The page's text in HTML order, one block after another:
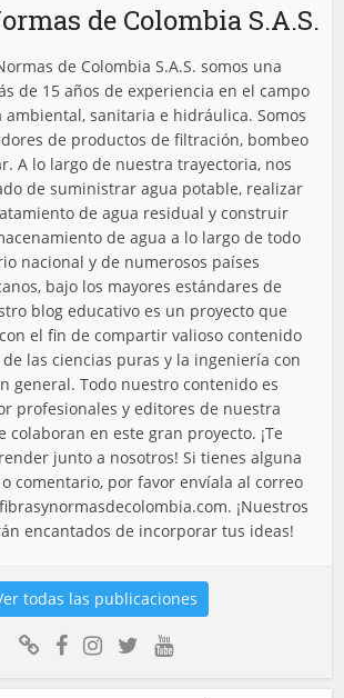
de Colombia S.A.S.
de Colombia S.A.S. somos una
de 15 años de experiencia en el campo
sanitaria e hidráulica. Somos
de productos de filtración, bombeo
A lo largo de nuestra trayectoria, nos
de suministrar agua potable, realizar
de agua residual y construir
de agua a lo largo de todo
nacional y de numerosos países
bajo los mayores estándares de
blog educativo es un proyecto que
el fin de compartir valioso contenido
las ciencias puras y la ingeniería con
general. Todo nuestro contenido es
profesionales y editores de nuestra
colaboran en este gran proyecto. ¡Te
junto a nosotros! Si tienes alguna
comentario, por favor envíala al correo
. ¡Nuestros
encantados de incorporar tus ideas!
todas las publicaciones